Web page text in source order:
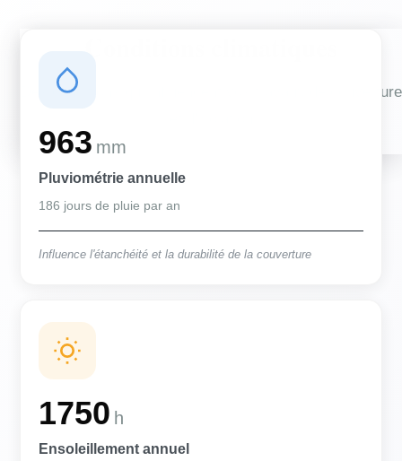
Des conditions qui influencent vos travaux de couverture
963 mm
Pluviométrie annuelle
186 jours de pluie par an
Influence l'étanchéité et la durabilité de la couverture
1750 h
Ensoleillement annuel